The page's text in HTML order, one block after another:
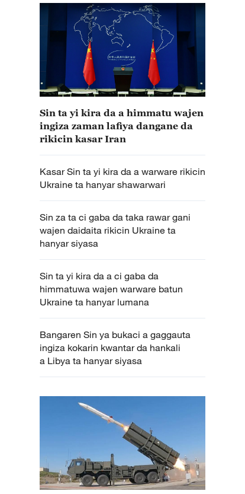
Sin ta yi kira da a himmatu wajen
ingiza zaman lafiya dangane da
rikicin kasar Iran
Kasar Sin ta yi kira da a warware rikicin
Ukraine ta hanyar shawarwari
Sin za ta ci gaba da taka rawar gani
wajen daidaita rikicin Ukraine ta
hanyar siyasa
Sin ta yi kira da a ci gaba da
himmatuwa wajen warware batun
Ukraine ta hanyar lumana
Bangaren Sin ya bukaci a gaggauta
ingiza kokarin kwantar da hankali
a Libya ta hanyar siyasa